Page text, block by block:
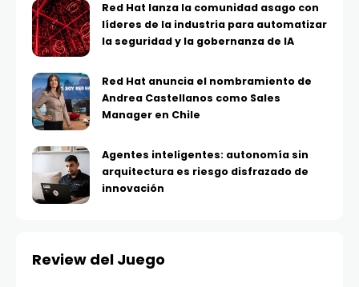
Red Hat lanza la comunidad asago con
líderes de la industria para automatizar
la seguridad y la gobernanza de IA
Red Hat anuncia el nombramiento de
Andrea Castellanos como Sales
Manager en Chile
Agentes inteligentes: autonomía sin
arquitectura es riesgo disfrazado de
innovación
Review del Juego